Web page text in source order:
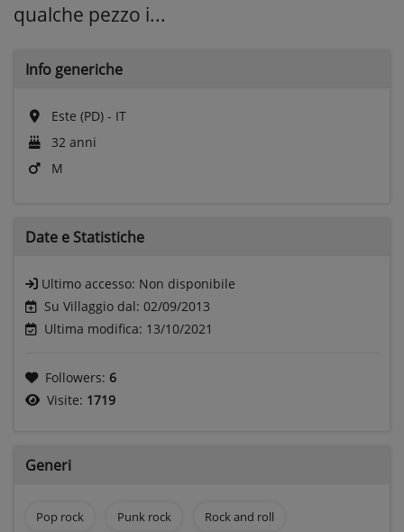
qualche pezzo i...
Info generiche
Este (PD) - IT
32 anni
M
Date e Statistiche
Ultimo accesso: Non disponibile
Su Villaggio dal: 02/09/2013
Ultima modifica: 13/10/2021
Followers: 6
Visite: 1719
Generi
Pop rock Punk rock Rock and roll